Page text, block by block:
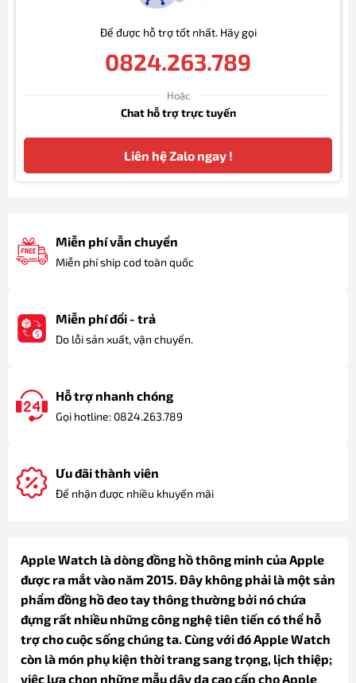
Để được hỗ trợ tốt nhất. Hãy gọi
0824.263.789
Hoặc
Chat hỗ trợ trực tuyến
Liên hệ Zalo ngay !
Miễn phí vẫn chuyển
Miễn phí ship cod toàn quốc
Miễn phí đổi - trả
Do lỗi sản xuất, vận chuyển.
Hỗ trợ nhanh chóng
Gọi hotline: 0824.263.789
Ưu đãi thành viên
Để nhận được nhiều khuyến mãi
Apple Watch là dòng đồng hồ thông minh của Apple
được ra mắt vào năm 2015. Đây không phải là một sản
phẩm đồng hồ đeo tay thông thường bởi nó chứa
đựng rất nhiều những công nghệ tiên tiến có thể hỗ
trợ cho cuộc sống chúng ta. Cùng với đó Apple Watch
còn là món phụ kiện thời trang sang trọng, lịch thiệp;
việc lựa chọn những mẫu dây da cao cấp cho Apple